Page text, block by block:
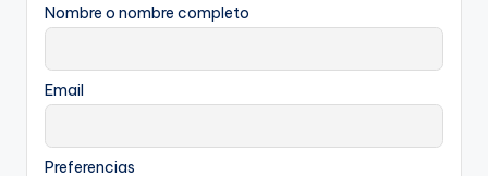
Nombre o nombre completo
Email
Preferencias